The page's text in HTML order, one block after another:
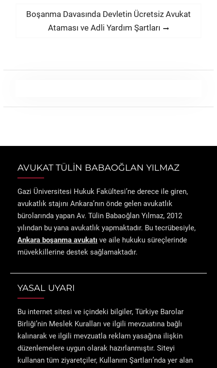
Next
Boşanma Davasında Devletin Ücretsiz Avukat
Ataması ve Adli Yardım Şartları
AVUKAT TÜLİN BABAOĞLAN YILMAZ
Gazi Üniversitesi Hukuk Fakültesi’ne derece ile giren,
avukatlık stajını Ankara’nın önde gelen avukatlık
bürolarında yapan Av. Tülin Babaoğlan Yılmaz, 2012
yılından bu yana avukatlık yapmaktadır. Bu tecrübesiyle,
Ankara boşanma avukatı ve aile hukuku süreçlerinde
müvekkillerine destek sağlamaktadır.
YASAL UYARI
Bu internet sitesi ve içindeki bilgiler, Türkiye Barolar
Birliği’nin Meslek Kuralları ve ilgili mevzuatına bağlı
kalınarak ve ilgili mevzuatla reklam yasağına ilişkin
düzenlemelere uygun olarak hazırlanmıştır. Siteyi
kullanan tüm ziyaretçiler, Kullanım Şartları’nda yer alan